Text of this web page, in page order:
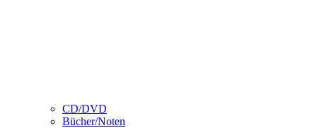
CD/DVD
Bücher/Noten